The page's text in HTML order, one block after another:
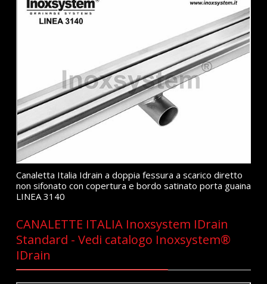
Canaletta Italia Idrain a doppia fessura a scarico diretto
non sifonato con copertura e bordo satinato porta guaina
LINEA 3140
CANALETTE ITALIA Inoxsystem IDrain
Standard - Vedi catalogo Inoxsystem®
IDrain